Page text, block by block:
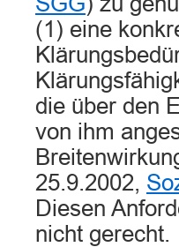
(1) eine
die über den
von ihm
25.9.2002,
Diesen
nicht gerecht.